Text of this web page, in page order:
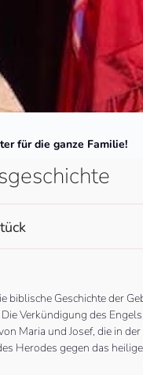
für die ganze Familie!
biblische Geschichte der
Verkündigung des
Maria und Josef, die in
Herodes gegen das